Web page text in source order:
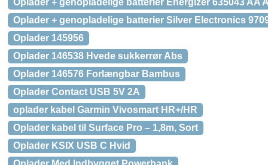
Oplader + genopladelige batterier Energizer 635043 AA
Oplader + genopladelige batterier Silver Electronics
Oplader 145956
Oplader 146538 Hvede sukkerrør Abs
Oplader 146576 Forlængbar Bambus
Oplader Contact USB 5V 2A
oplader kabel Garmin Vivosmart HR+/HR
Oplader kabel til Surface Pro – 1,8m, Sort
Oplader KSIX USB C Hvid